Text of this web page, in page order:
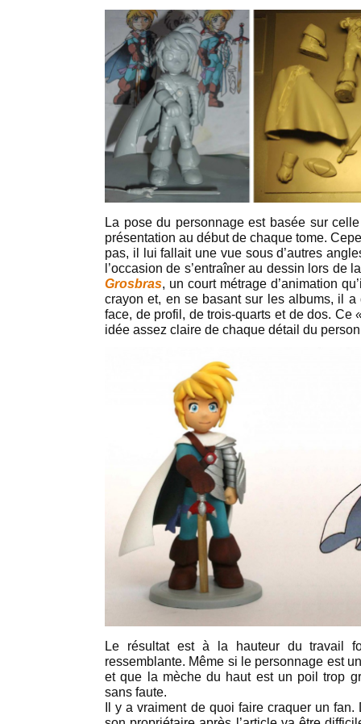
La pose du personnage est basée sur
présentation au début de chaque tome.
pas, il lui fallait une vue sous d’autres
l’occasion de s’entraîner au dessin lors de
Grosbras, un court métrage d’animation
crayon et, en se basant sur les albums, il
face, de profil, de trois-quarts et de dos. Ce
idée assez claire de chaque détail du
Le résultat est à la hauteur du travail
ressemblante. Même si le personnage est
et que la mèche du haut est un poil trop
sans faute.
Il y a vraiment de quoi faire craquer un